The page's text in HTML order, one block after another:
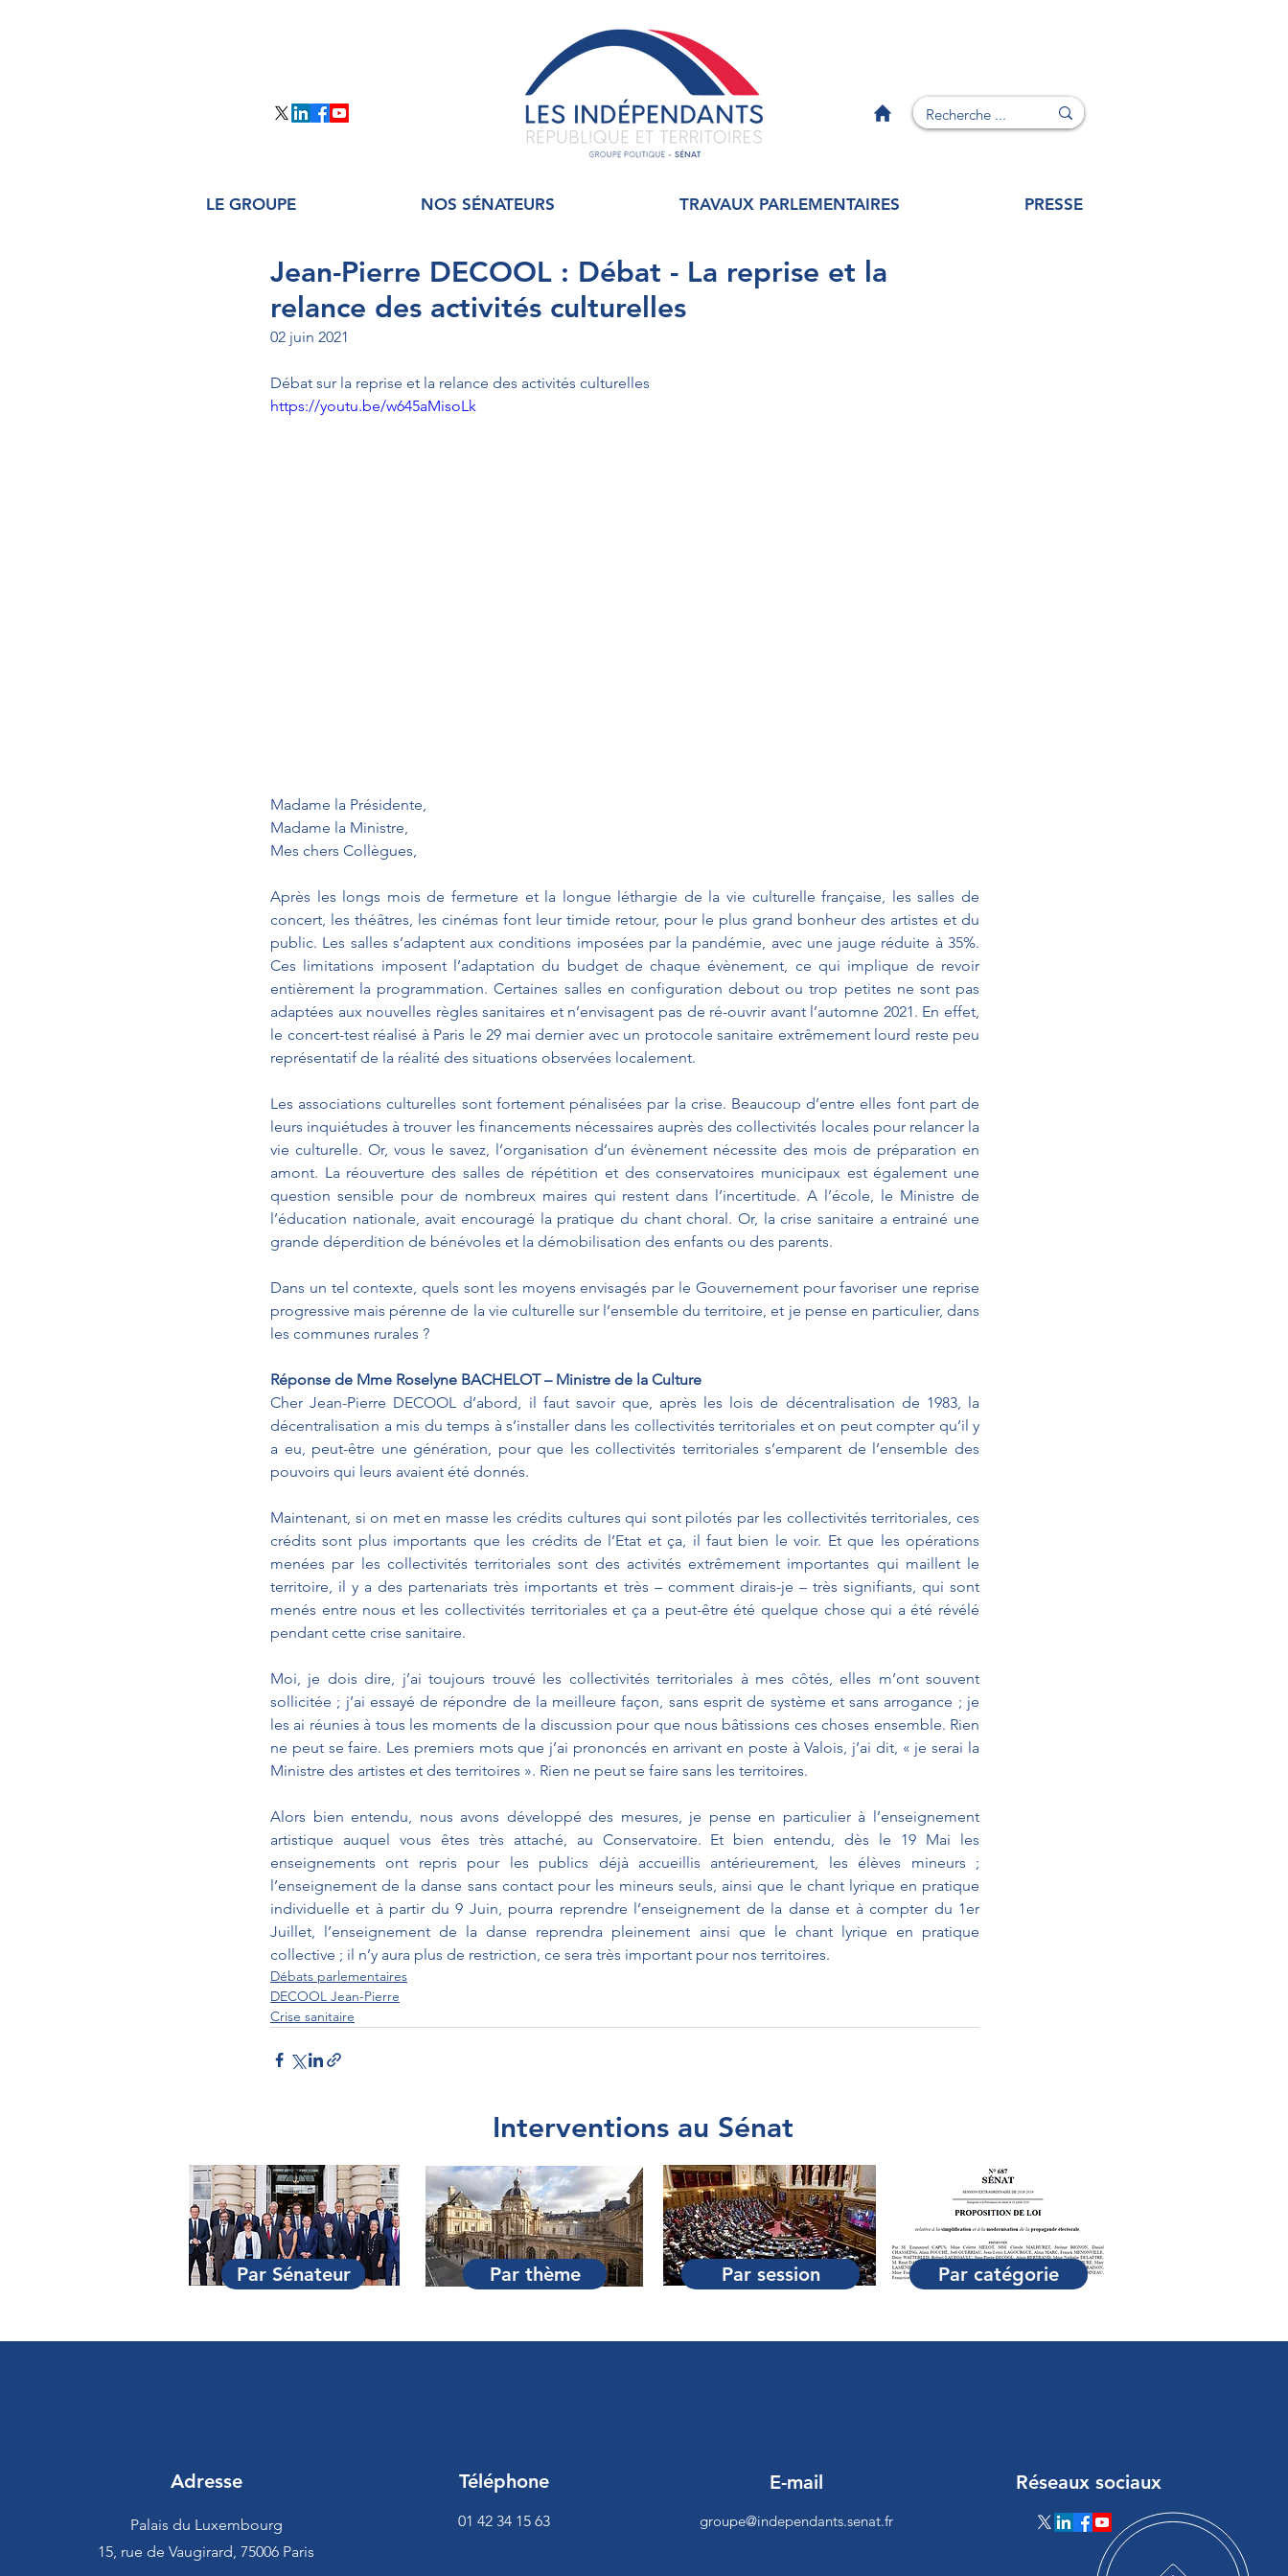
LE GROUPE NOS SÉNATEURS TRAVAUX PARLEMENTAIRES PRESSE
Jean-Pierre DECOOL : Débat - La reprise et la
relance des activités culturelles
02 juin 2021
Débat sur la reprise et la relance des activités culturelles
https://youtu.be/w645aMisoLk
Madame la Présidente,
Madame la Ministre,
Mes chers Collègues,
Après les longs mois de fermeture et la longue léthargie de la vie culturelle française, les salles de
concert, les théâtres, les cinémas font leur timide retour, pour le plus grand bonheur des artistes et du
public. Les salles s’adaptent aux conditions imposées par la pandémie, avec une jauge réduite à 35%.
Ces limitations imposent l’adaptation du budget de chaque évènement, ce qui implique de revoir
entièrement la programmation. Certaines salles en configuration debout ou trop petites ne sont pas
adaptées aux nouvelles règles sanitaires et n’envisagent pas de ré-ouvrir avant l’automne 2021. En effet,
le concert-test réalisé à Paris le 29 mai dernier avec un protocole sanitaire extrêmement lourd reste peu
représentatif de la réalité des situations observées localement.
Les associations culturelles sont fortement pénalisées par la crise. Beaucoup d’entre elles font part de
leurs inquiétudes à trouver les financements nécessaires auprès des collectivités locales pour relancer la
vie culturelle. Or, vous le savez, l’organisation d’un évènement nécessite des mois de préparation en
amont. La réouverture des salles de répétition et des conservatoires municipaux est également une
question sensible pour de nombreux maires qui restent dans l’incertitude. A l’école, le Ministre de
l’éducation nationale, avait encouragé la pratique du chant choral. Or, la crise sanitaire a entrainé une
grande déperdition de bénévoles et la démobilisation des enfants ou des parents.
Dans un tel contexte, quels sont les moyens envisagés par le Gouvernement pour favoriser une reprise
progressive mais pérenne de la vie culturelle sur l’ensemble du territoire, et je pense en particulier, dans
les communes rurales ?
Réponse de Mme Roselyne BACHELOT – Ministre de la Culture
Cher Jean-Pierre DECOOL d’abord, il faut savoir que, après les lois de décentralisation de 1983, la
décentralisation a mis du temps à s’installer dans les collectivités territoriales et on peut compter qu’il y
a eu, peut-être une génération, pour que les collectivités territoriales s’emparent de l’ensemble des
pouvoirs qui leurs avaient été donnés.
Maintenant, si on met en masse les crédits cultures qui sont pilotés par les collectivités territoriales, ces
crédits sont plus importants que les crédits de l’Etat et ça, il faut bien le voir. Et que les opérations
menées par les collectivités territoriales sont des activités extrêmement importantes qui maillent le
territoire, il y a des partenariats très importants et très – comment dirais-je – très signifiants, qui sont
menés entre nous et les collectivités territoriales et ça a peut-être été quelque chose qui a été révélé
pendant cette crise sanitaire.
Moi, je dois dire, j’ai toujours trouvé les collectivités territoriales à mes côtés, elles m’ont souvent
sollicitée ; j’ai essayé de répondre de la meilleure façon, sans esprit de système et sans arrogance ; je
les ai réunies à tous les moments de la discussion pour que nous bâtissions ces choses ensemble. Rien
ne peut se faire. Les premiers mots que j’ai prononcés en arrivant en poste à Valois, j’ai dit, « je serai la
Ministre des artistes et des territoires ». Rien ne peut se faire sans les territoires.
Alors bien entendu, nous avons développé des mesures, je pense en particulier à l’enseignement
artistique auquel vous êtes très attaché, au Conservatoire. Et bien entendu, dès le 19 Mai les
enseignements ont repris pour les publics déjà accueillis antérieurement, les élèves mineurs ;
l’enseignement de la danse sans contact pour les mineurs seuls, ainsi que le chant lyrique en pratique
individuelle et à partir du 9 Juin, pourra reprendre l’enseignement de la danse et à compter du 1er
Juillet, l’enseignement de la danse reprendra pleinement ainsi que le chant lyrique en pratique
collective ; il n’y aura plus de restriction, ce sera très important pour nos territoires.
Débats parlementaires
DECOOL Jean-Pierre
Crise sanitaire
Interventions au Sénat
Par Sénateur Par thème Par session Par catégorie
Adresse
Palais du Luxembourg
15, rue de Vaugirard, 75006 Paris
Téléphone
01 42 34 15 63
E-mail
groupe@independants.senat.fr
Réseaux sociaux